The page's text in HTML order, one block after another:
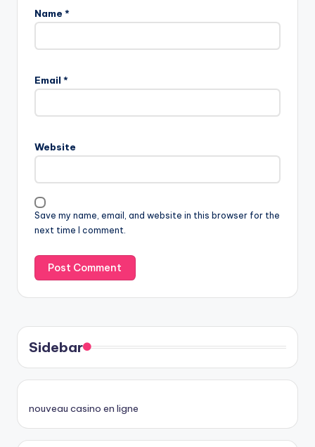
Name *
Email *
Website
Save my name, email, and website in this browser for the
next time I comment.
Sidebar
nouveau casino en ligne